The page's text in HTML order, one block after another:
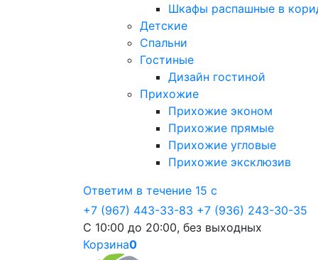
Шкафы распашные в
Детские
Спальни
Гостиные
Дизайн гостиной
Прихожие
Прихожие эконом
Прихожие прямые
Прихожие угловые
Прихожие эксклюзив
Ответим в течение 15 с
+7 (967) 443-33-83 +7 (936) 243-30-35
С 10:00 до 20:00, без выходных
Корзина0